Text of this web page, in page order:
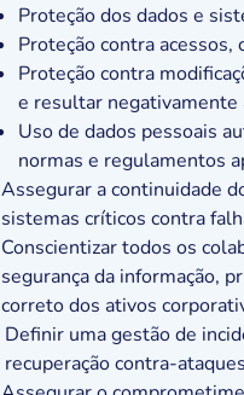
Proteção dos dados e
Proteção contra
Proteção contra
e resultar negativamente
Uso de dados pessoais
normas e regulamentos
Assegurar a continuidade
sistemas críticos contra
Conscientizar todos os
segurança da informação,
correto dos ativos
Definir uma gestão de
recuperação contra-